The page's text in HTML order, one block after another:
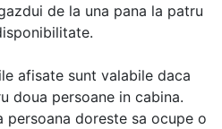
de la una pana la patru
afisate sunt valabile daca
doua persoane in cabina.
persoana doreste sa ocupe o